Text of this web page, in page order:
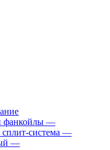
фанкойлы —
система —
—